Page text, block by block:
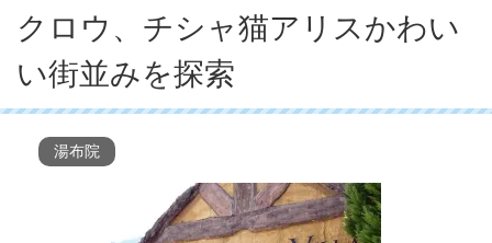
クロウ、チシャ猫アリスかわい
い街並みを探索
湯布院